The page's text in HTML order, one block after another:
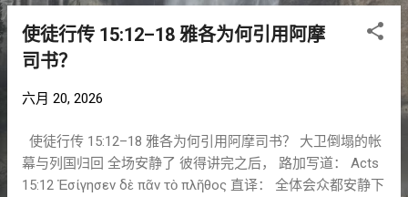
文
使徒行传 15:12–18 雅各为何引用阿摩
司书？
六月 20, 2026
使徒行传 15:12–18 雅各为何引用阿摩司书？ 大卫倒塌的帐
幕与列国归回 全场安静了 彼得讲完之后， 路加写道： Acts
15:12 Ἐσίγησεν δὲ πᾶν τὸ πλῆθος 直译： 全体会众都安静下